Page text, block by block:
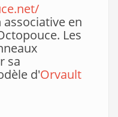
associative en
Les
sa
d'Orvault